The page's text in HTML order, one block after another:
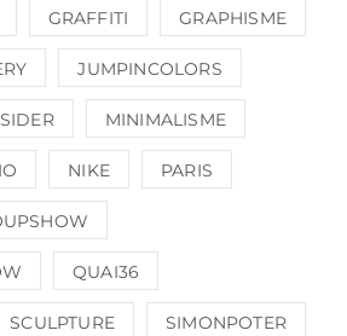
GRAFFITI GRAPHISME
JUMPINCOLORS
MINIMALISME
NIKE PARIS
QUAI36
SCULPTURE SIMONPOTER